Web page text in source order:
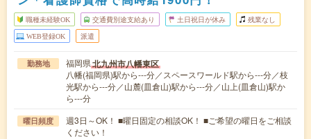
職種未経験OK 交通費別途支給あり 土日祝日が休み 残業なし
WEB登録OK 派遣
勤務地 福岡県北九州市八幡東区
八幡(福岡県)駅から---分／スペースワールド駅から---分／枝
光駅から---分／山麓(皿倉山)駅から---分／山上(皿倉山)駅か
ら---分
曜日頻度
週3日～OK！ ■曜日固定の相談OK！ ■ご希望の曜日をご相談
ください！